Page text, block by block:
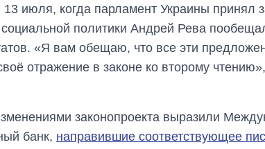
13 июля, когда парламент Украины принял
политики Андрей Рева
«Я вам обещаю, что все эти
отражение в законе ко второму
законопроекта выразили
банк, направившие соответствующее